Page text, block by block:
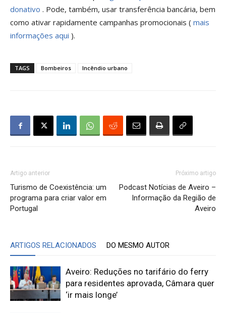
donativo . Pode, também, usar transferência bancária, bem
como ativar rapidamente campanhas promocionais ( mais
informações aqui ).
TAGS Bombeiros Incêndio urbano
Artigo anterior
Turismo de Coexistência: um
programa para criar valor em
Portugal
Próximo artigo
Podcast Notícias de Aveiro –
Informação da Região de
Aveiro
ARTIGOS RELACIONADOS DO MESMO AUTOR
Aveiro: Reduções no tarifário do ferry
para residentes aprovada, Câmara quer
‘ir mais longe’